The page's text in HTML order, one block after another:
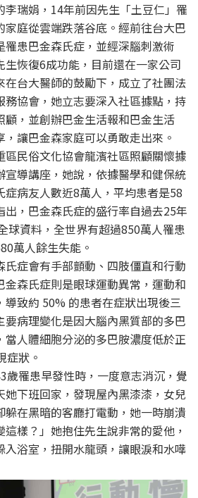
李瑞娟，14年前因先生「土豆仁」罹
家庭從雲端跌落谷底。經前往台大巴
患巴金森氏症，並經深腦刺激術
生恢復6成功能，目前還在一家公司
在台大醫師的鼓勵下，成立了社團法
務協會，她立志要深入社區據點，持
顧，並創辦巴金生活報和巴金生活
讓巴金森家庭可以勇敢走出來。
區民俗文化協會龍濱社區照顧關懷據
宣導講座，她說，依據醫學和健保統
症病友人數近8萬人，平均患者是58
出，巴金森氏症的盛行率自過去25年
球資料，全世界有超過850萬人罹患
萬人餘生失能。
症會有手部顫動、四肢僵直和行動
森氏症則是眼球運動異常，運動和
致約 50% 的患者在症狀出現後三
病理變化是因大腦內黑質部的多巴
當人體細胞分泌的多巴胺濃度低於正
症狀。
歲罹患早發性時，一度意志消沉，覺
下班回家，發現屋內黑漆漆，女兒
在黑暗的客廳打電動，她一時崩潰
樣？」她抱住先生說非常的愛他，
入浴室，扭開水龍頭，讓眼淚和水嘩